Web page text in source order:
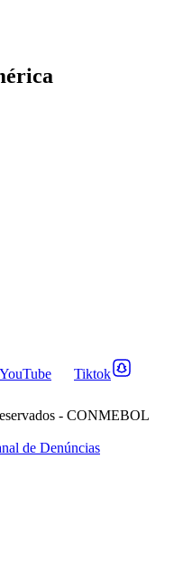
YouTube
Tiktok
- CONMEBOL
de Denúncias